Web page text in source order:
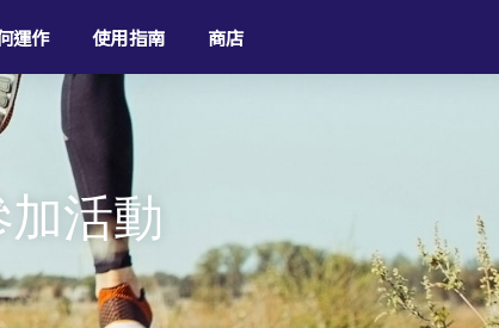
運作 使用指南 商店
加活動